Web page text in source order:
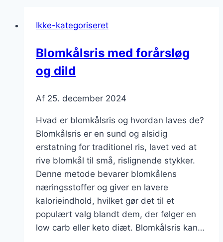
Ikke-kategoriseret
Blomkålsris med forårsløg
og dild
Af 25. december 2024
Hvad er blomkålsris og hvordan laves de?
Blomkålsris er en sund og alsidig
erstatning for traditionel ris, lavet ved at
rive blomkål til små, rislignende stykker.
Denne metode bevarer blomkålens
næringsstoffer og giver en lavere
kalorieindhold, hvilket gør det til et
populært valg blandt dem, der følger en
low carb eller keto diæt. Blomkålsris kan…